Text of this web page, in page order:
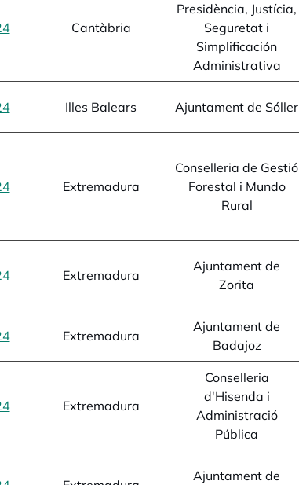
opens in a new tab
Cantàbria
Presidència, Justícia,
Seguretat i
Simplificación
Administrativa
opens in a new tab
Illes Balears Ajuntament de Sóller
opens in a new tab
Extremadura
Conselleria de Gestió
Forestal i Mundo
Rural
opens in a new tab
Extremadura
Ajuntament de
Zorita
opens in a new tab
Extremadura
Ajuntament de
Badajoz
opens in a new tab
Extremadura
Conselleria
d'Hisenda i
Administració
Pública
Ajuntament de